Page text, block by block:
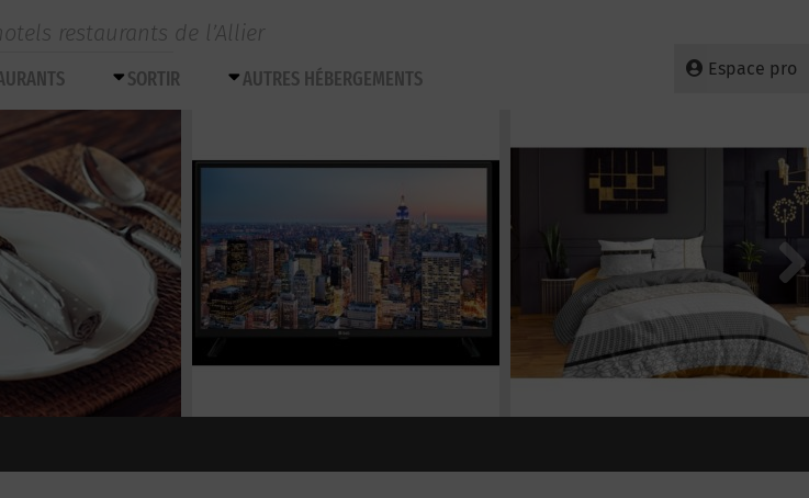
restaurants de l’Allier
Espace pro
SORTIR AUTRES HÉBERGEMENTS